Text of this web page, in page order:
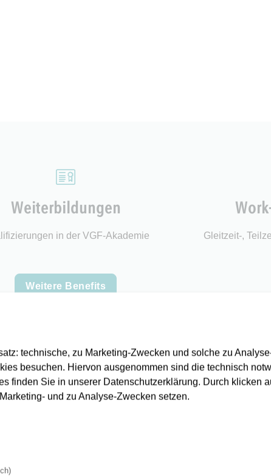
Weiterbildungen
in der VGF-Akademie Gleitzeit-,
Weitere Benefits
technische, zu Marketing-Zwecken und solche zu
besuchen. Hiervon ausgenommen sind die technisch
finden Sie in unserer Datenschutzerklärung. Durch klicken
und zu Analyse-Zwecken setzen.